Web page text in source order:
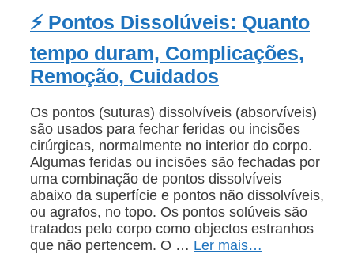
⚡ Pontos Dissolúveis: Quanto
tempo duram, Complicações,
Remoção, Cuidados
Os pontos (suturas) dissolvíveis (absorvíveis)
são usados para fechar feridas ou incisões
cirúrgicas, normalmente no interior do corpo.
Algumas feridas ou incisões são fechadas por
uma combinação de pontos dissolvíveis
abaixo da superfície e pontos não dissolvíveis,
ou agrafos, no topo. Os pontos solúveis são
tratados pelo corpo como objectos estranhos
que não pertencem. O … Ler mais…